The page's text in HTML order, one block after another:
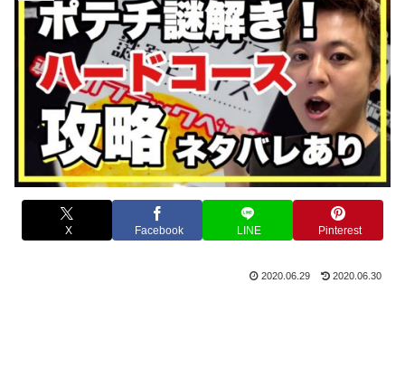
X Facebook LINE Pinterest
2020.06.29 2020.06.30